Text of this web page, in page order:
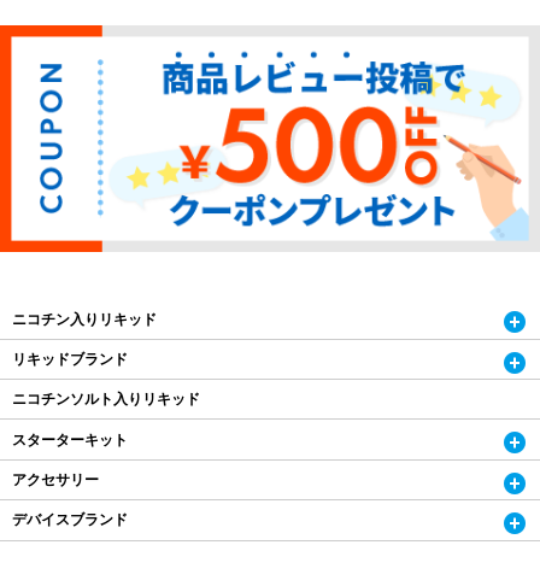
ニコチン入りリキッド
リキッドブランド
ニコチンソルト入りリキッド
スターターキット
アクセサリー
デバイスブランド